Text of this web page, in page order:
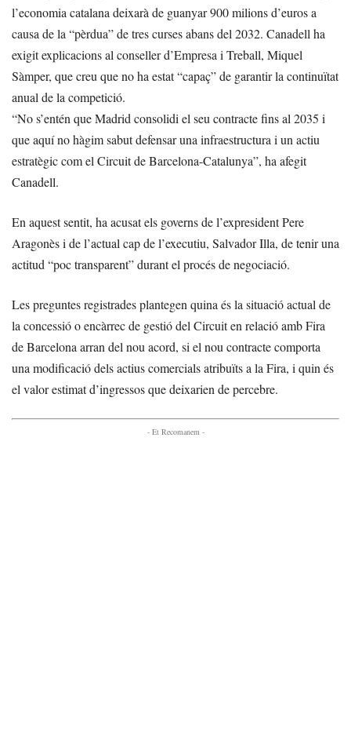
l’economia catalana deixarà de guanyar 900 milions d’euros a
causa de la “pèrdua” de tres curses abans del 2032. Canadell ha
exigit explicacions al conseller d’Empresa i Treball, Miquel
Sàmper, que creu que no ha estat “capaç” de garantir la continuïtat
anual de la competició.
“No s’entén que Madrid consolidi el seu contracte fins al 2035 i
que aquí no hàgim sabut defensar una infraestructura i un actiu
estratègic com el Circuit de Barcelona-Catalunya”, ha afegit
Canadell.
En aquest sentit, ha acusat els governs de l’expresident Pere
Aragonès i de l’actual cap de l’executiu, Salvador Illa, de tenir una
actitud “poc transparent” durant el procés de negociació.
Les preguntes registrades plantegen quina és la situació actual de
la concessió o encàrrec de gestió del Circuit en relació amb Fira
de Barcelona arran del nou acord, si el nou contracte comporta
una modificació dels actius comercials atribuïts a la Fira, i quin és
el valor estimat d’ingressos que deixarien de percebre.
- Et Recomanem -